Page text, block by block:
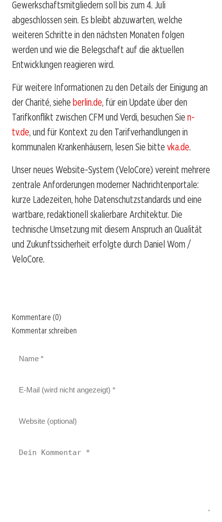
Gewerkschaftsmitgliedern soll bis zum 4. Juli
abgeschlossen sein. Es bleibt abzuwarten, welche
weiteren Schritte in den nächsten Monaten folgen
werden und wie die Belegschaft auf die aktuellen
Entwicklungen reagieren wird.
Für weitere Informationen zu den Details der Einigung an
der Charité, siehe berlin.de, für ein Update über den
Tarifkonflikt zwischen CFM und Verdi, besuchen Sie n-
tv.de, und für Kontext zu den Tarifverhandlungen in
kommunalen Krankenhäusern, lesen Sie bitte vka.de.
Unser neues Website-System (VeloCore) vereint mehrere
zentrale Anforderungen moderner Nachrichtenportale:
kurze Ladezeiten, hohe Datenschutzstandards und eine
wartbare, redaktionell skalierbare Architektur. Die
technische Umsetzung mit diesem Anspruch an Qualität
und Zukunftssicherheit erfolgte durch Daniel Wom /
VeloCore.
Kommentare (0)
Kommentar schreiben